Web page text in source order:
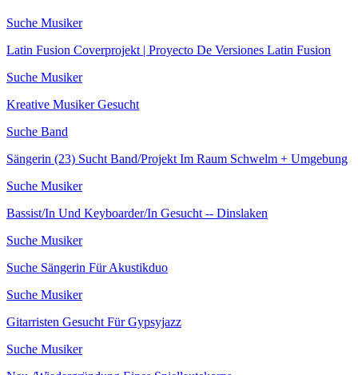
Suche Musiker
Latin Fusion Coverprojekt | Proyecto De Versiones Latin Fusion
Suche Musiker
Kreative Musiker Gesucht
Suche Band
Sängerin (23) Sucht Band/Projekt Im Raum Schwelm + Umgebung
Suche Musiker
Bassist/In Und Keyboarder/In Gesucht -- Dinslaken
Suche Musiker
Suche Sängerin Für Akustikduo
Suche Musiker
Gitarristen Gesucht Für Gypsyjazz
Suche Musiker